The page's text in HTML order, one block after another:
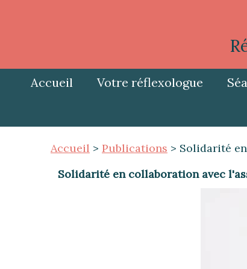
Accueil Votre réflexologue
Accueil > Publications > Solidarité
Solidarité en collaboration avec